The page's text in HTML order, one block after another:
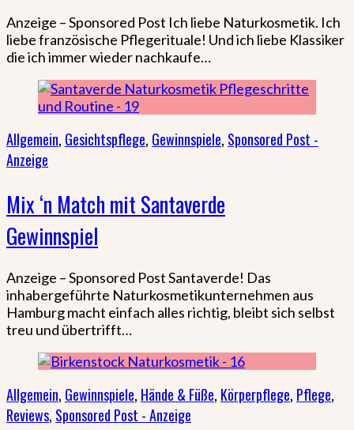
Anzeige – Sponsored Post Ich liebe Naturkosmetik. Ich
liebe französische Pflegerituale! Und ich liebe Klassiker
die ich immer wieder nachkaufe…
Allgemein, Gesichtspflege, Gewinnspiele, Sponsored Post -
Anzeige
Mix ‘n Match mit Santaverde
Gewinnspiel
Anzeige – Sponsored Post Santaverde! Das
inhabergeführte Naturkosmetikunternehmen aus
Hamburg macht einfach alles richtig, bleibt sich selbst
treu und übertrifft…
Allgemein, Gewinnspiele, Hände & Füße, Körperpflege, Pflege,
Reviews, Sponsored Post - Anzeige